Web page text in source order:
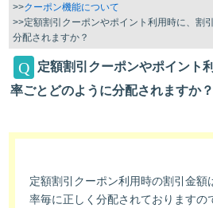
クーポン機能について
定額割引クーポンやポイント利用時に、割
分配されますか？
定額割引クーポンやポイント
率ごとどのように分配されますか？
定額割引クーポン利用時の割引金額
率毎に正しく分配されておりますの